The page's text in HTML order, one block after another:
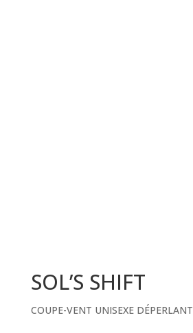
SOL’S SHIFT
COUPE-VENT UNISEXE DÉPERLANT